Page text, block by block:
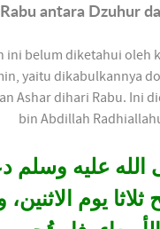
antara Dzuhur
ini belum diketahui oleh
yaitu dikabulkannya
Ashar dihari Rabu. Ini
bin Abdillah
الله عليه وسلم
يوم الاثنين،